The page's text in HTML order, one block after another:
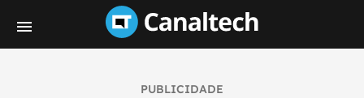
PUBLICIDADE